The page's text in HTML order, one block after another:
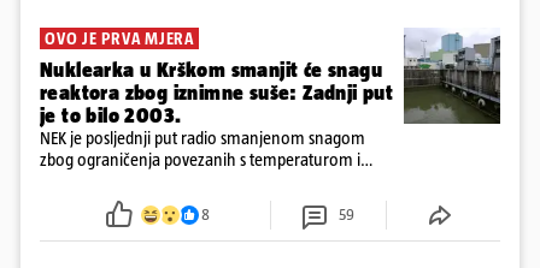
OVO JE PRVA MJERA
Nuklearka u Krškom smanjit će snagu
reaktora zbog iznimne suše: Zadnji put
je to bilo 2003.
NEK je posljednji put radio smanjenom snagom
zbog ograničenja povezanih s temperaturom i
smanjenje snage bilo potrebno više od 90 dana.
8 59